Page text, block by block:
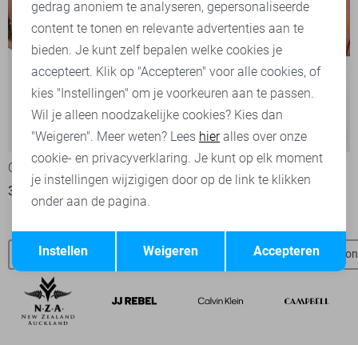
-20%
Only & Sons Korte broek
31,95
Only & Sons Korte broek
27,95
Only & Sons SALE Jeans Only & Sons jeans Only &
Marketing cookies
Terug Opslaan
gedrag anoniem te analyseren, gepersonaliseerde
content te tonen en relevante advertenties aan te
bieden. Je kunt zelf bepalen welke cookies je
accepteert. Klik op "Accepteren" voor alle cookies, of
kies "Instellingen" om je voorkeuren aan te passen.
Wil je alleen noodzakelijke cookies? Kies dan
"Weigeren". Meer weten? Lees hieralles over onze
cookie- en privacyverklaring. Je kunt op elk moment
je instellingen wijzigigen door op de link te klikken
onder aan de pagina.
Accepteren
Weigeren
Instellen